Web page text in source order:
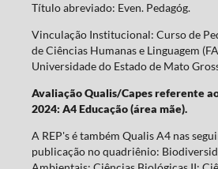
Título abreviado: Even. Pedagóg.
Vinculação Institucional: Curso de
de Ciências Humanas e Linguagem
Universidade do Estado de Mato
Avaliação Qualis/Capes referente
2024: A4 Educação (área mãe).
A REP's é também Qualis A4 nas
publicação no quadriênio: